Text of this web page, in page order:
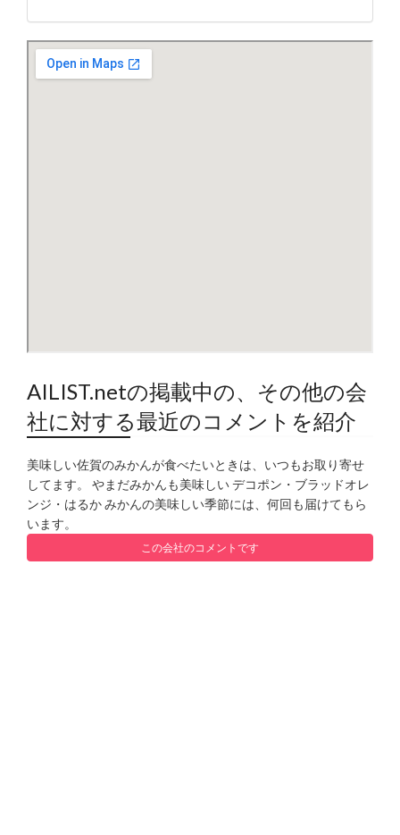
AILIST.netの掲載中の、その他の会
社に対する最近のコメントを紹介
美味しい佐賀のみかんが食べたいときは、いつもお取り寄せ
してます。 やまだみかんも美味しい デコポン・ブラッドオレ
ンジ・はるか みかんの美味しい季節には、何回も届けてもら
います。
この会社のコメントです